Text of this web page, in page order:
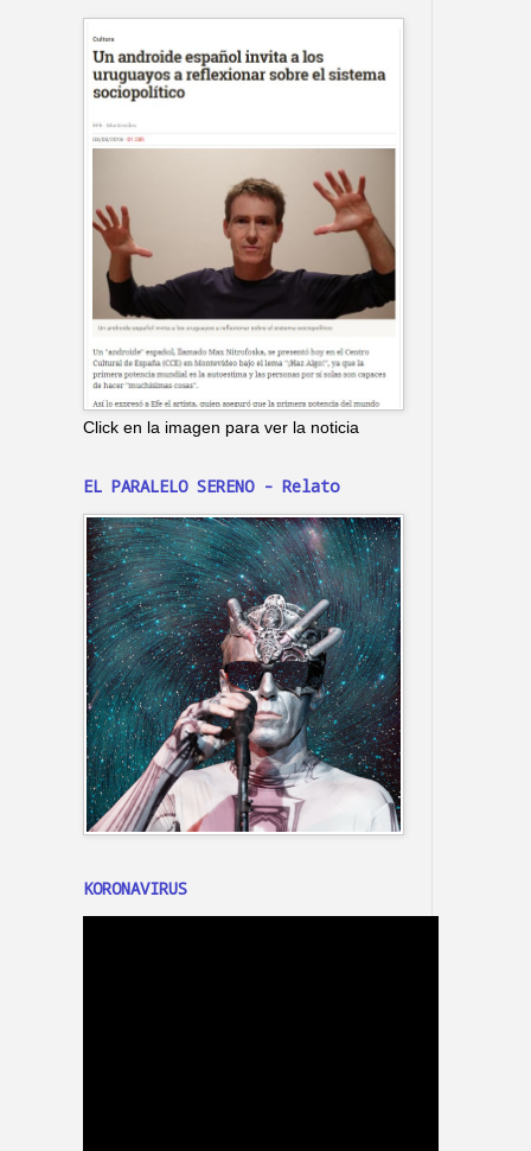
Click en la imagen para ver la noticia
EL PARALELO SERENO - Relato
KORONAVIRUS